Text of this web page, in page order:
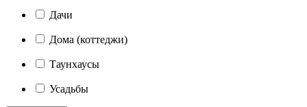
Дачи
Дома (коттеджи)
Таунхаусы
Усадьбы